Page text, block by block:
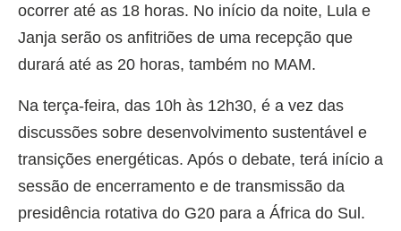
ocorrer até as 18 horas. No início da noite, Lula e
Janja serão os anfitriões de uma recepção que
durará até as 20 horas, também no MAM.
Na terça-feira, das 10h às 12h30, é a vez das
discussões sobre desenvolvimento sustentável e
transições energéticas. Após o debate, terá início a
sessão de encerramento e de transmissão da
presidência rotativa do G20 para a África do Sul.